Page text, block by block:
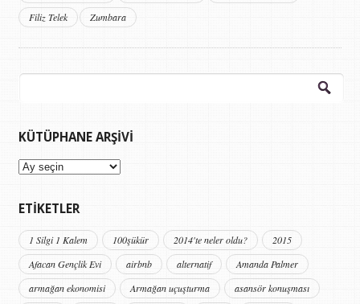
Filiz Telek
Zumbara
Arama:
KÜTÜPHANE ARŞIVI
Kütüphane
ETIKETLER
1 Silgi 1 Kalem 100şükür 2014'te neler oldu?
2015
Afacan Gençlik Evi
airbnb alternatif
Amanda Palmer
armağan ekonomisi
Armağan uçuşturma
asansör konuşması